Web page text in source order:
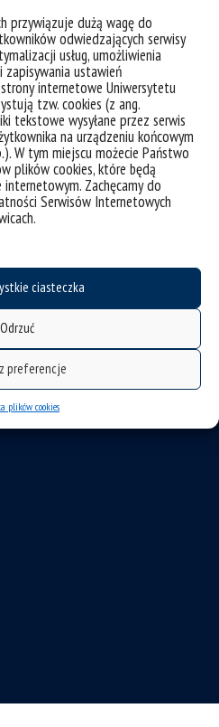
przywiązuje dużą wagę do
odwiedzających serwisy
usług, umożliwienia
ustawień
internetowe Uniwersytetu
tzw. cookies (z ang.
tekstowe wysyłane przez serwis
na urządzeniu końcowym
W tym miejscu możecie Państwo
plików cookies, które będą
Zachęcamy do
Serwisów Internetowych
ciasteczka
Odrzuć
preferencje
plików cookies
– recenzja – prof. Łukasz
– recenzja – prof. Ewa